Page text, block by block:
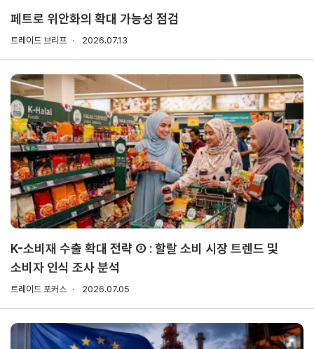
Trade
Pro
TradePro's
초이스
1:1상담
오픈상담
AI
상담
전문가
채용
컨설팅
무역현장컨설팅
FTA컨설팅
무역실
용어
서식
회계
사례
무역실무
매뉴얼
건의
Q&A
자주묻는
질문
협회소개
홈 회장
인사말
경영
공시
윤리
경영
무역센터
채용
인재상
찾아
오시
는 길
페트로 위안화의 확대 가능성 점검
트레이드 브리프 2026.07.13
K-소비재 수출 확대 전략 ③ : 할랄 소비 시장 트렌드 및
소비자 인식 조사 분석
트레이드 포커스 2026.07.05